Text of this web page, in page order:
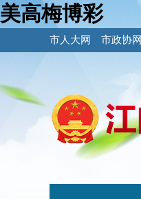
美高梅博彩
市人大网 市政协网